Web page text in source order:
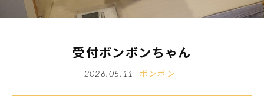
受付ボンボンちゃん
2026.05.11 ボンボン